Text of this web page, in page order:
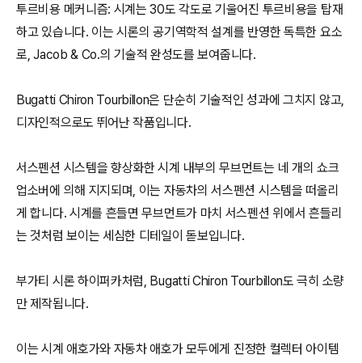
투르비용 메커니즘: 시계는 30도 각도로 기울어진 투르비용을 탑재
하고 있습니다. 이는 시론의 공기역학적 설계를 반영한 독특한 요소
로, Jacob & Co.의 기술적 완성도를 보여줍니다.
Bugatti Chiron Tourbillon은 단순히 기술적인 성과에 그치지 않고,
디자인적으로도 뛰어난 작품입니다.
서스펜션 시스템을 향상화한 시계 내부의 무브먼트는 네 개의 쇼크
업소버에 의해 지지되며, 이는 자동차의 서스펜션 시스템을 떠올리
게 합니다. 시계를 흔들면 무브먼트가 마치 서스펜션 위에서 흔들리
는 것처럼 보이는 세심한 디테일이 돋보입니다.
부가티 시론 하이퍼카처럼, Bugatti Chiron Tourbillon도 극히 소량
만 제작됩니다.
이는 시계 애호가와 자동차 애호가 모두에게 진정한 컬렉터 아이템